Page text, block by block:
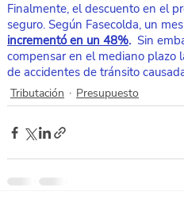
Finalmente, el descuento en el
seguro. Según Fasecolda, un
incrementó en un 48%.
Sin
compensar en el mediano plazo
de accidentes de tránsito
Tributación Presupuesto